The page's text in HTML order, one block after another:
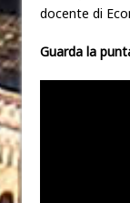
docente di
Guarda la